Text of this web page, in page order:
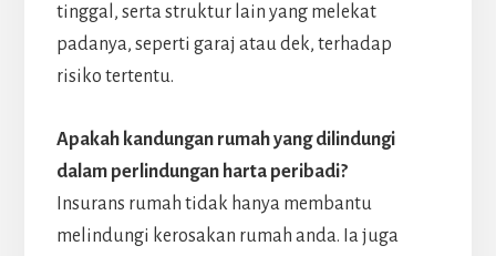
tinggal, serta struktur lain yang melekat
padanya, seperti garaj atau dek, terhadap
risiko tertentu.
Apakah kandungan rumah yang dilindungi
dalam perlindungan harta peribadi?
Insurans rumah tidak hanya membantu
melindungi kerosakan rumah anda. Ia juga